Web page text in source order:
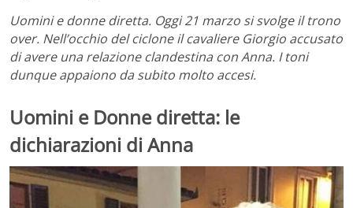
Uomini e donne diretta. Oggi 21 marzo si svolge il trono
over. Nell’occhio del ciclone il cavaliere Giorgio accusato
di avere una relazione clandestina con Anna. I toni
dunque appaiono da subito molto accesi.
Uomini e Donne diretta: le
dichiarazioni di Anna